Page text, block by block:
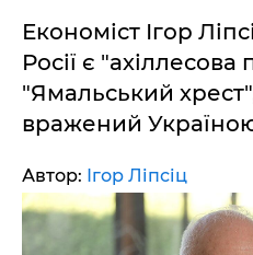
Економіст Ігор
Росії є "ахіллесова
"Ямальський
вражений
Автор: Ігор Ліпсіц